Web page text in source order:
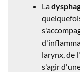
La
larynx, de
s'agir